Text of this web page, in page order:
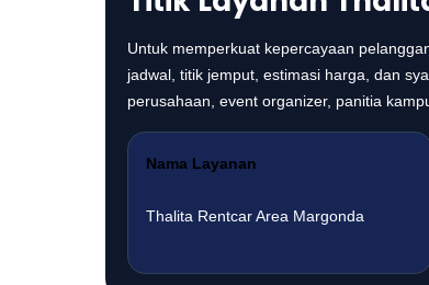
Untuk memperkuat kepercayaan
jadwal, titik jemput, estimasi harga, dan
perusahaan, event organizer, panitia
Nama Layanan
Thalita Rentcar Area Margonda